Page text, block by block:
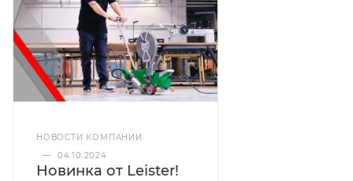
НОВОСТИ КОМПАНИИ
—
04.10.2024
Новинка от Leister!